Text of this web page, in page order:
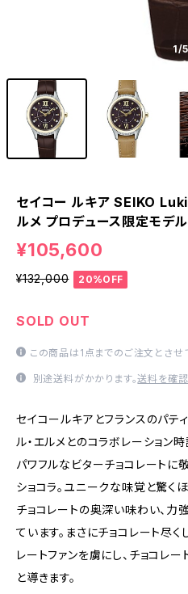
1/5
セイコー ルキア SEIKO
ルメ プロデュース限定モデル
¥105,600
¥132,000 20%OFF
SOLD OUT
この商品は1点までのご注文とさせ
別途送料がかかります。送料を確認
セイコールキアとフランスのパテ
ル・エルメとのコラボレーション時
パワフルなビターチョコレートに
ショコラ。ユニークな味覚と驚く
チョコレートの奥深い味わい、
ています。まさにチョコレート尽
レートファンを虜にし、チョコレ
と導きます。